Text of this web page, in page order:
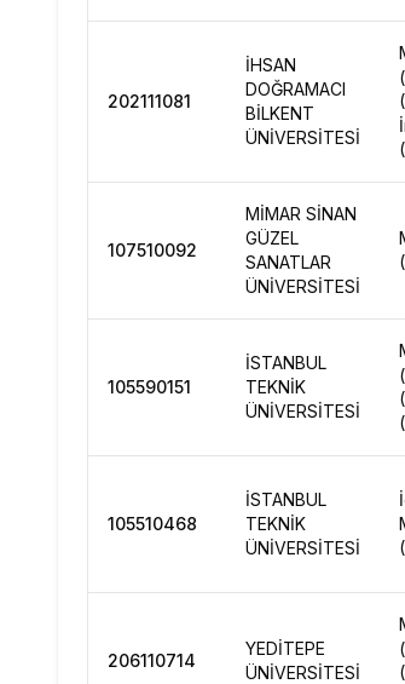
202111081
İHSAN
DOĞRAMACI
BİLKENT
ÜNİVERSİTESİ
107510092
MİMAR SİNAN
GÜZEL
SANATLAR
ÜNİVERSİTESİ
105590151
İSTANBUL
TEKNİK
ÜNİVERSİTESİ
105510468
İSTANBUL
TEKNİK
ÜNİVERSİTESİ
206110714
YEDİTEPE
ÜNİVERSİTESİ